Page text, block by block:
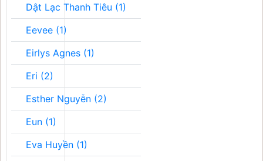
Dật Lạc Thanh Tiêu (1)
Eevee (1)
Eirlys Agnes (1)
Eri (2)
Esther Nguyễn (2)
Eun (1)
Eva Huyền (1)